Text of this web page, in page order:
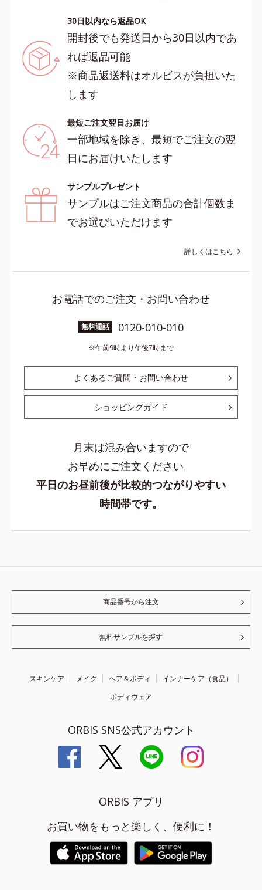
30日以内なら返品OK
開封後でも発送日から30日以内であ
れば返品可能
※商品返送料はオルビスが負担いた
します
最短ご注文翌日お届け
一部地域を除き、最短でご注文の翌
日にお届けいたします
サンプルプレゼント
サンプルはご注文商品の合計個数ま
でお選びいただけます
詳しくはこちら
お電話でのご注文・お問い合わせ
無料通話 0120-010-010
午前9時より午後7時まで
よくあるご質問・お問い合わせ
ショッピングガイド
月末は混み合いますので
お早めにご注文ください。
平日のお昼前後が比較的つながりやすい
時間帯です。
商品番号から注文
無料サンプルを探す
スキンケア メイク ヘア＆ボディ
インナーケア（食品）
ボディウェア
ORBIS SNS公式アカウント
ORBIS アプリ
お買い物をもっと楽しく、便利に！